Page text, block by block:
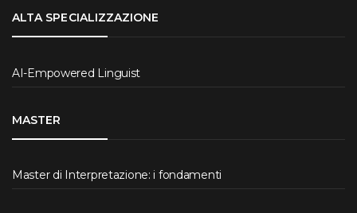
ALTA SPECIALIZZAZIONE
AI-Empowered Linguist
MASTER
Master di Interpretazione: i fondamenti